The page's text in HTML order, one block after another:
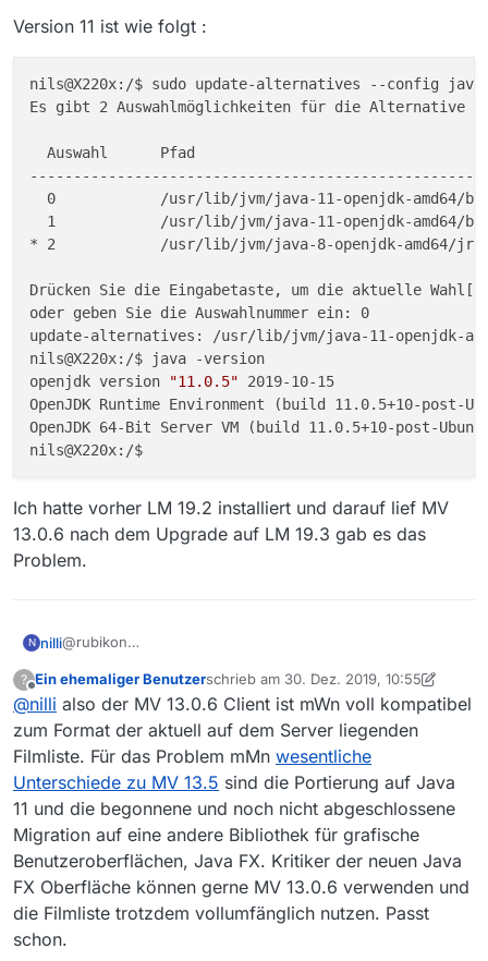
Version 11 ist wie folgt :
nils@X220x:/$ sudo update-alternatives --config
Es gibt 2 Auswahlmöglichkeiten für die
Auswahl      Pfad
0            /usr/lib/jvm/java-11-openjdk-amd64/
1            /usr/lib/jvm/java-11-openjdk-amd64/
* 2            /usr/lib/jvm/java-8-openjdk-amd64/jre/
Drücken Sie die Eingabetaste, um die aktuelle
oder geben Sie die Auswahlnummer ein: 0
update-alternatives: /usr/lib/jvm/java-11-openjdk-
nils@X220x:/$ java -version
openjdk version
"11.0.5" 2019-10-15
OpenJDK Runtime Environment (build 11.0.5+10-post-
OpenJDK 64-Bit Server VM (build 11.0.5+10-post-
nils@X220x:/$
Ich hatte vorher LM 19.2 installiert und darauf lief MV
13.0.6 nach dem Upgrade auf LM 19.3 gab es das
Problem.
N nilli@rubikon
Ich habe den aktuellen MV13.5 manuell installiert, wurde
dann aber nach Pfaden von VLC und Codecs gefragt und
kam nicht weiter. Auch erschien mir die Oberfläche
merkwürdig andersartig. Danach habe ich MV deinstalliert
und über die Anwendungsverwaltung die empfohlene
Version 13.0.6 erneut installiert.
nils@X220x:/$ java -version
openjdk version "1.8.0_232"
OpenJDK Runtime Environment (build 1.8.0_232-
Ich habe die Java Versionen aus der
Anwendungsverwaltung geladen.
Welche befehle müsste ich auf der Komandozeile
ausführen um die richtigen Java Varianten zu installieren ?
./MediathekView.jar habe ich unter
./usr/share/mediathekview/ gefunden. Sorry …
Aber im Artikel
https://forum.mediathekview.de/topic/1372/ubuntu-18-04-
javafx-wurde-nicht-im-klassenpfad-gefunden/9
war die Rede von MediathekView.sh … diese Datei finde
Ist aber vermutlich auch nicht ganz so wichtig weil ich die
Version 11 ist wie folgt :
nils@X220x:/$ sudo update-alternatives --config
Es gibt 2 Auswahlmöglichkeiten für die
Ich hatte vorher LM 19.2 installiert und darauf lief MV 13.0.6
nach dem Upgrade auf LM 19.3 gab es das Problem.
?
Offline
Ein ehemaliger Benutzerschrieb am 30. Dez. 2019, 10:55
zuletzt editiert von Ein ehemaliger
@nilli also der MV 13.0.6 Client ist mWn voll kompatibel
zum Format der aktuell auf dem Server liegenden
Filmliste. Für das Problem mMn wesentliche
Unterschiede zu MV 13.5 sind die Portierung auf Java
11 und die begonnene und noch nicht abgeschlossene
Migration auf eine andere Bibliothek für grafische
Benutzeroberflächen, Java FX. Kritiker der neuen Java
FX Oberfläche können gerne MV 13.0.6 verwenden und
die Filmliste trotzdem vollumfänglich nutzen. Passt
schon.